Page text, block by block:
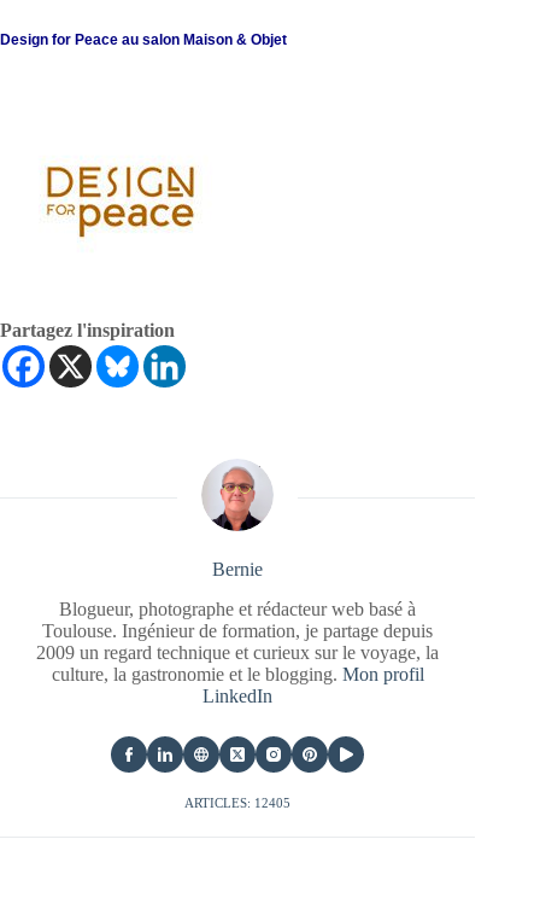
Design for Peace au salon Maison & Objet
Partagez l'inspiration
Bernie
Blogueur, photographe et rédacteur web basé à
Toulouse. Ingénieur de formation, je partage depuis
2009 un regard technique et curieux sur le voyage, la
culture, la gastronomie et le blogging. Mon profil
LinkedIn
ARTICLES: 12405